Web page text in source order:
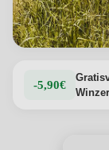
-5,90€